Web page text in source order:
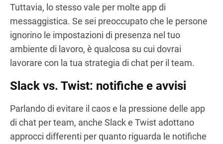
Tuttavia, lo stesso vale per molte app di
messaggistica. Se sei preoccupato che le persone
ignorino le impostazioni di presenza nel tuo
ambiente di lavoro, è qualcosa su cui dovrai
lavorare con la tua strategia di chat per il team.
Slack vs. Twist: notifiche e avvisi
Parlando di evitare il caos e la pressione delle app
di chat per team, anche Slack e Twist adottano
approcci differenti per quanto riguarda le notifiche